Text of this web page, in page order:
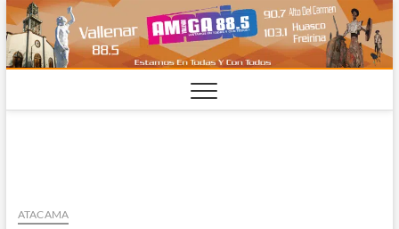
Saltar
al
contenido
ATACAMA